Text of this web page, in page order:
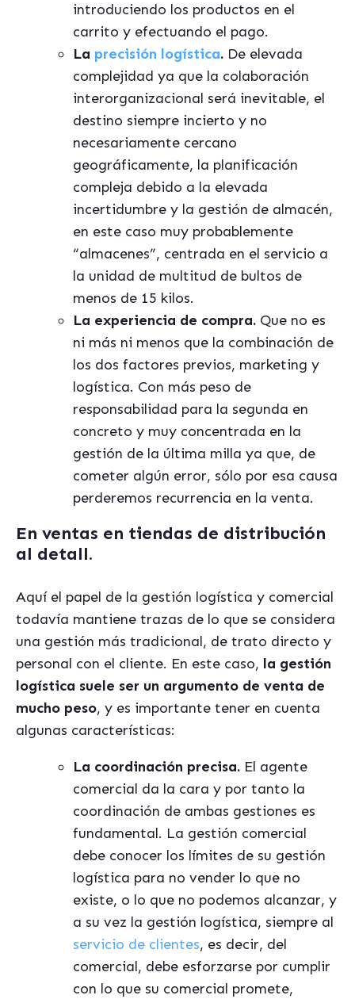
introduciendo los productos en el
carrito y efectuando el pago.
La precisión logística. De elevada
complejidad ya que la colaboración
interorganizacional será inevitable, el
destino siempre incierto y no
necesariamente cercano
geográficamente, la planificación
compleja debido a la elevada
incertidumbre y la gestión de almacén,
en este caso muy probablemente
“almacenes”, centrada en el servicio a
la unidad de multitud de bultos de
menos de 15 kilos.
La experiencia de compra. Que no es
ni más ni menos que la combinación de
los dos factores previos, marketing y
logística. Con más peso de
responsabilidad para la segunda en
concreto y muy concentrada en la
gestión de la última milla ya que, de
cometer algún error, sólo por esa causa
perderemos recurrencia en la venta.
En ventas en tiendas de distribución
al detall.
Aquí el papel de la gestión logística y comercial
todavía mantiene trazas de lo que se considera
una gestión más tradicional, de trato directo y
personal con el cliente. En este caso, la gestión
logística suele ser un argumento de venta de
mucho peso, y es importante tener en cuenta
algunas características:
La coordinación precisa. El agente
comercial da la cara y por tanto la
coordinación de ambas gestiones es
fundamental. La gestión comercial
debe conocer los límites de su gestión
logística para no vender lo que no
existe, o lo que no podemos alcanzar, y
a su vez la gestión logística, siempre al
servicio de clientes, es decir, del
comercial, debe esforzarse por cumplir
con lo que su comercial promete,